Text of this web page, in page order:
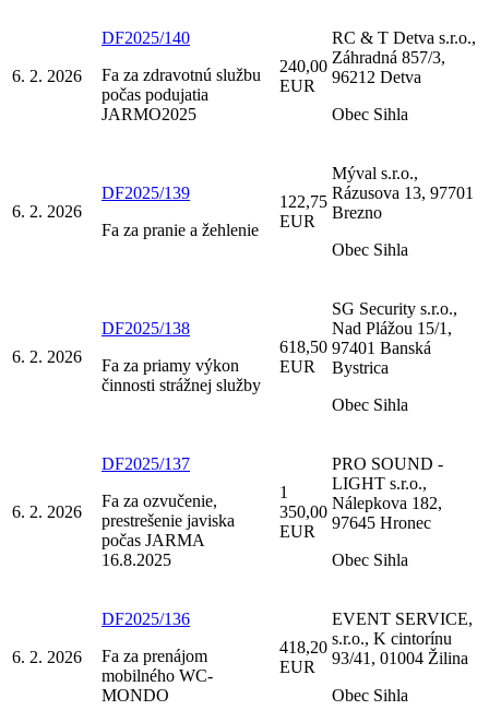
6. 2. 2026
DF2025/140
Fa za zdravotnú službu
počas podujatia
JARMO2025
240,00
EUR
RC & T Detva s.r.o.,
Záhradná 857/3,
96212 Detva
Obec Sihla
6. 2. 2026
DF2025/139
Fa za pranie a žehlenie
122,75
EUR
Mýval s.r.o.,
Rázusova 13, 97701
Brezno
Obec Sihla
6. 2. 2026
DF2025/138
Fa za priamy výkon
činnosti strážnej služby
618,50
EUR
SG Security s.r.o.,
Nad Plážou 15/1,
97401 Banská
Bystrica
Obec Sihla
6. 2. 2026
DF2025/137
Fa za ozvučenie,
prestrešenie javiska
počas JARMA
16.8.2025
1
350,00
EUR
PRO SOUND -
LIGHT s.r.o.,
Nálepkova 182,
97645 Hronec
Obec Sihla
6. 2. 2026
DF2025/136
Fa za prenájom
mobilného WC-
MONDO
418,20
EUR
EVENT SERVICE,
s.r.o., K cintorínu
93/41, 01004 Žilina
Obec Sihla